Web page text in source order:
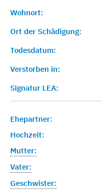
Wohnort:
Ort der Schädigung:
Todesdatum:
Verstorben in:
Signatur LEA:
Ehepartner:
Hochzeit:
Mutter:
Vater:
Geschwister: